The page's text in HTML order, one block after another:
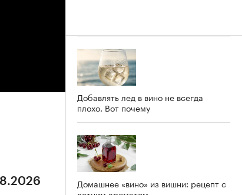
Добавлять лед в вино не всегда
плохо. Вот почему
Домашнее «вино» из вишни: рецепт с